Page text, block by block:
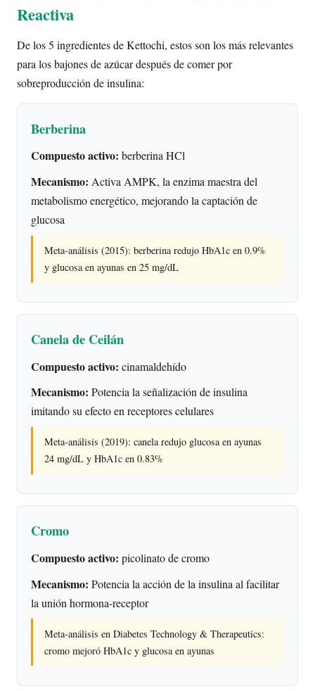
Reactiva
De los 5 ingredientes de Kettochi, estos son los más relevantes
para los bajones de azúcar después de comer por
sobreproducción de insulina:
Berberina
Compuesto activo: berberina HCl
Mecanismo: Activa AMPK, la enzima maestra del
metabolismo energético, mejorando la captación de
glucosa
Meta-análisis (2015): berberina redujo HbA1c en 0.9%
y glucosa en ayunas en 25 mg/dL
Canela de Ceilán
Compuesto activo: cinamaldehído
Mecanismo: Potencia la señalización de insulina
imitando su efecto en receptores celulares
Meta-análisis (2019): canela redujo glucosa en ayunas
24 mg/dL y HbA1c en 0.83%
Cromo
Compuesto activo: picolinato de cromo
Mecanismo: Potencia la acción de la insulina al facilitar
la unión hormona-receptor
Meta-análisis en Diabetes Technology & Therapeutics:
cromo mejoró HbA1c y glucosa en ayunas